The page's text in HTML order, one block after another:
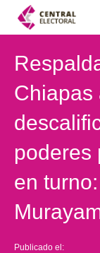
Chiapas
poderes
en
Publicado el: